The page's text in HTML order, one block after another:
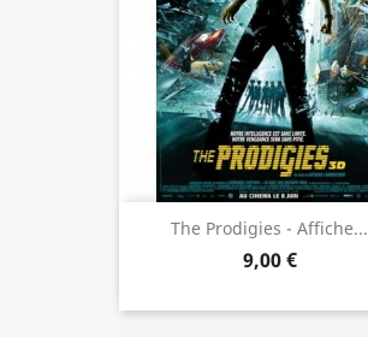
The Prodigies - Affiche...
9,00 €